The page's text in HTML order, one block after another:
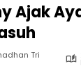
Ajak
Tri